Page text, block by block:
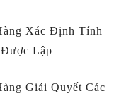
Xác Định Tính
Lập
Giải Quyết Các